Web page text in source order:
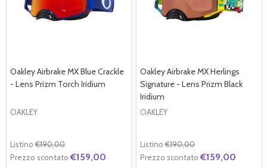
Oakley Airbrake MX Blue Crackle
- Lens Prizm Torch Iridium
OAKLEY
Listino €190,00
Prezzo scontato €159,00
Oakley Airbrake MX Herlings
Signature - Lens Prizm Black
Iridium
OAKLEY
Listino €190,00
Prezzo scontato €159,00